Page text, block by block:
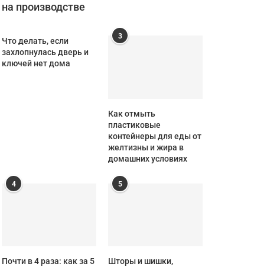
на производстве
Что делать, если
захлопнулась дверь и
ключей нет дома
3
Как отмыть
пластиковые
контейнеры для еды от
желтизны и жира в
домашних условиях
4
Почти в 4 раза: как за 5
5
Шторы и шишки,